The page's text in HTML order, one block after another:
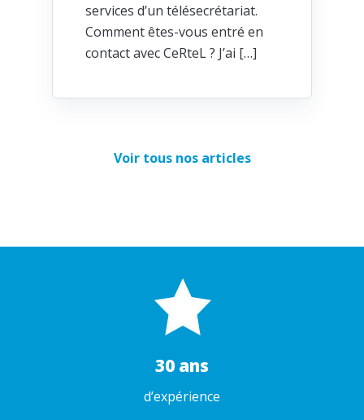
services d’un télésecrétariat.
Comment êtes-vous entré en
contact avec CeRteL ? J’ai […]
Voir tous nos articles
30 ans
d’expérience